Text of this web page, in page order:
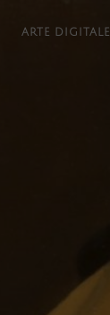
ARTE DIGITALE